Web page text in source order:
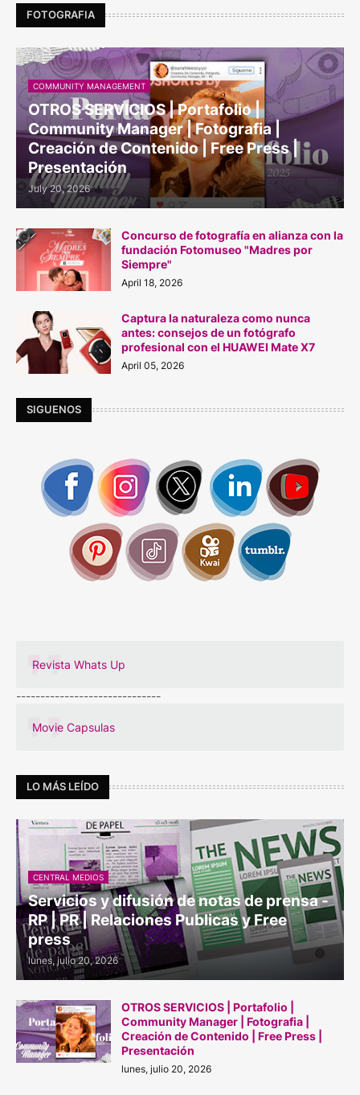
FOTOGRAFIA
COMMUNITY MANAGEMENT
OTROS SERVICIOS | Portafolio |
Community Manager | Fotografia |
Creación de Contenido | Free Press |
Presentación
July 20, 2026
Concurso de fotografía en alianza con la
fundación Fotomuseo "Madres por
Siempre"
April 18, 2026
Captura la naturaleza como nunca
antes: consejos de un fotógrafo
profesional con el HUAWEI Mate X7
April 05, 2026
SIGUENOS
Revista Whats Up
------------------------------
Movie Capsulas
LO MÁS LEÍDO
CENTRAL MEDIOS
Servicios y difusión de notas de prensa -
RP | PR | Relaciones Publicas y Free
press
lunes, julio 20, 2026
OTROS SERVICIOS | Portafolio |
Community Manager | Fotografia |
Creación de Contenido | Free Press |
Presentación
lunes, julio 20, 2026